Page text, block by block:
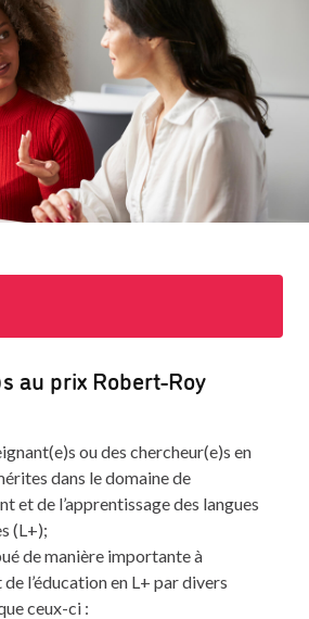
au prix Robert-Roy
ou des chercheur(e)s en
dans le domaine de
et de l’apprentissage des langues
(L+);
de manière importante à
de l’éducation en L+ par divers
ceux-ci :